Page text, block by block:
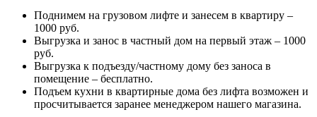
Поднимем на грузовом лифте и занесем в квартиру –
1000 руб.
Выгрузка и занос в частный дом на первый этаж – 1000
руб.
Выгрузка к подъезду/частному дому без заноса в
помещение – бесплатно.
Подъем кухни в квартирные дома без лифта возможен и
просчитывается заранее менеджером нашего магазина.